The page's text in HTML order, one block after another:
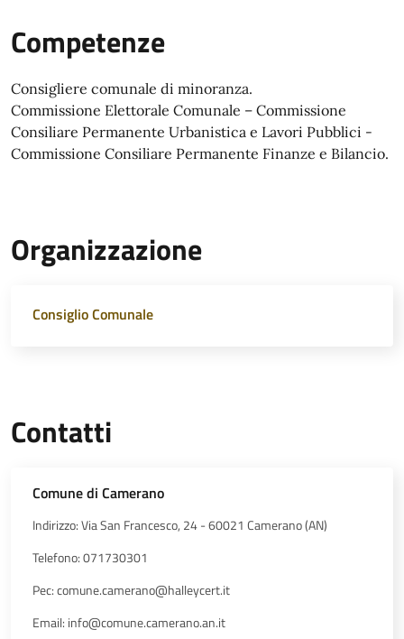
Competenze
Consigliere comunale di minoranza.
Commissione Elettorale Comunale – Commissione
Consiliare Permanente Urbanistica e Lavori Pubblici -
Commissione Consiliare Permanente Finanze e Bilancio.
Organizzazione
Consiglio Comunale
Contatti
Comune di Camerano
Indirizzo: Via San Francesco, 24 - 60021 Camerano (AN)
Telefono: 071730301
Pec: comune.camerano@halleycert.it
Email: info@comune.camerano.an.it